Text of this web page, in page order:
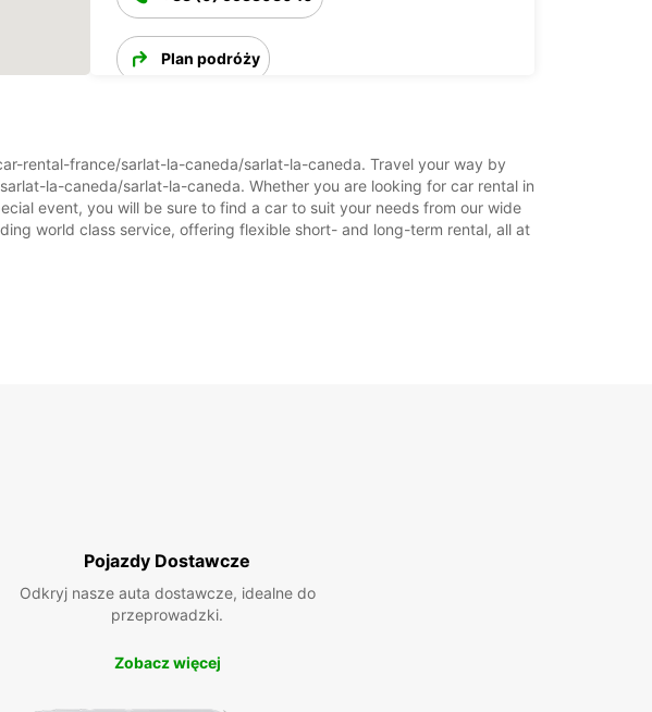
Plan podróży
rental-france/sarlat-la-caneda/sarlat-la-caneda. Travel your way by
la-caneda/sarlat-la-caneda. Whether you are looking for car rental in
event, you will be sure to find a car to suit your needs from our wide
world class service, offering flexible short- and long-term rental, all at
Pojazdy Dostawcze
Odkryj nasze auta dostawcze, idealne do
przeprowadzki.
Zobacz więcej